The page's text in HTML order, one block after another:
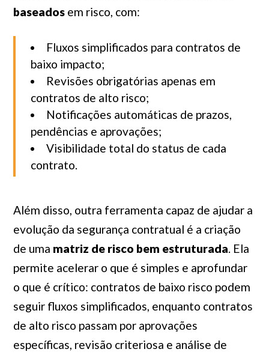
baseadosem risco, com:
Fluxos simplificados para contratos de
baixo impacto;
Revisões obrigatórias apenas em
contratos de alto risco;
Notificações automáticas de prazos,
pendências e aprovações;
Visibilidade total do status de cada
contrato.
Além disso, outra ferramenta capaz de ajudar a
evolução da segurança contratual é a criação
de uma matriz de risco bem estruturada. Ela
permite acelerar o que é simples e aprofundar
o que é crítico: contratos de baixo risco podem
seguir fluxos simplificados, enquanto contratos
de alto risco passam por aprovações
específicas, revisão criteriosa e análise de